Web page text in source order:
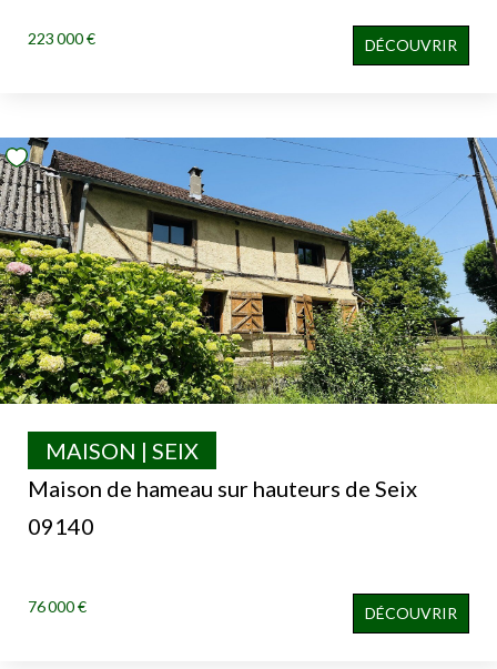
223 000 € DÉCOUVRIR
Maison de hameau sur hauteurs de Seix
09140
MAISON | SEIX
76 000 € DÉCOUVRIR